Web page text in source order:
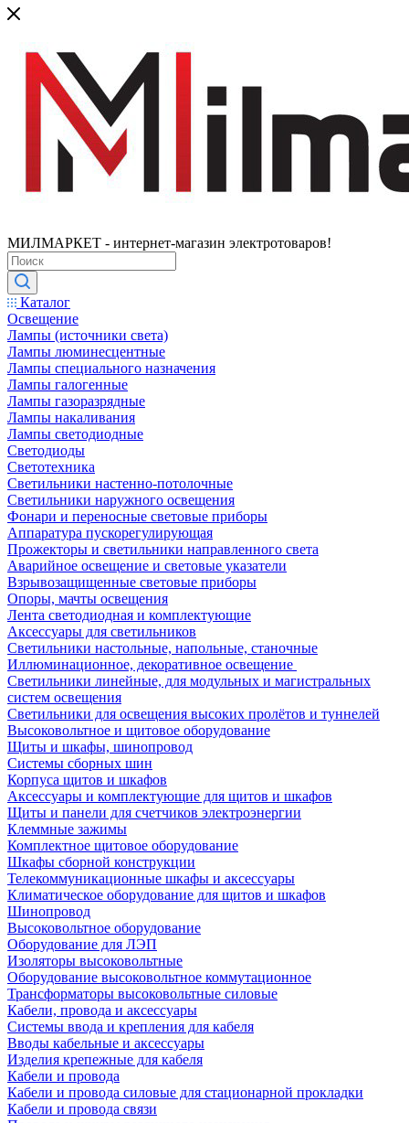
МИЛМАРКЕТ - интернет-магазин электротоваров!
Каталог
Освещение
Лампы (источники света)
Лампы люминесцентные
Лампы специального назначения
Лампы галогенные
Лампы газоразрядные
Лампы накаливания
Лампы светодиодные
Светодиоды
Светотехника
Светильники настенно-потолочные
Светильники наружного освещения
Фонари и переносные световые приборы
Аппаратура пускорегулирующая
Прожекторы и светильники направленного света
Аварийное освещение и световые указатели
Взрывозащищенные световые приборы
Опоры, мачты освещения
Лента светодиодная и комплектующие
Аксессуары для светильников
Светильники настольные, напольные, станочные
Иллюминационное, декоративное освещение
Светильники линейные, для модульных и магистральных
систем освещения
Светильники для освещения высоких пролётов и туннелей
Высоковольтное и щитовое оборудование
Щиты и шкафы, шинопровод
Системы сборных шин
Корпуса щитов и шкафов
Аксессуары и комплектующие для щитов и шкафов
Щиты и панели для счетчиков электроэнергии
Клеммные зажимы
Комплектное щитовое оборудование
Шкафы сборной конструкции
Телекоммуникационные шкафы и аксессуары
Климатическое оборудование для щитов и шкафов
Шинопровод
Высоковольтное оборудование
Оборудование для ЛЭП
Изоляторы высоковольтные
Оборудование высоковольтное коммутационное
Трансформаторы высоковольтные силовые
Кабели, провода и аксессуары
Системы ввода и крепления для кабеля
Вводы кабельные и аксессуары
Изделия крепежные для кабеля
Кабели и провода
Кабели и провода силовые для стационарной прокладки
Кабели и провода связи